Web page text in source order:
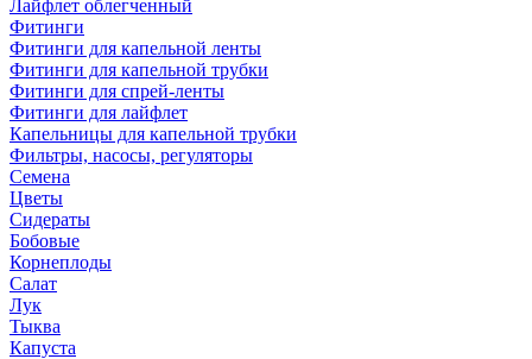
Лайфлет облегченный
Фитинги
Фитинги для капельной ленты
Фитинги для капельной трубки
Фитинги для спрей-ленты
Фитинги для лайфлет
Капельницы для капельной трубки
Фильтры, насосы, регуляторы
Семена
Цветы
Сидераты
Бобовые
Корнеплоды
Салат
Лук
Тыква
Капуста